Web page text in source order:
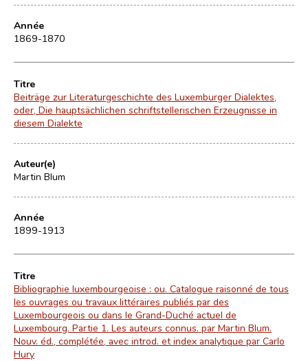
Année
1869-1870
Titre
Beiträge zur Literaturgeschichte des Luxemburger Dialektes,
oder, Die hauptsächlichen schriftstellerischen Erzeugnisse in
diesem Dialekte
Auteur(e)
Martin Blum
Année
1899-1913
Titre
Bibliographie luxembourgeoise : ou. Catalogue raisonné de tous
les ouvrages ou travaux littéraires publiés par des
Luxembourgeois ou dans le Grand-Duché actuel de
Luxembourg. Partie 1. Les auteurs connus. par Martin Blum.
Nouv. éd., complétée, avec introd. et index analytique par Carlo
Hury